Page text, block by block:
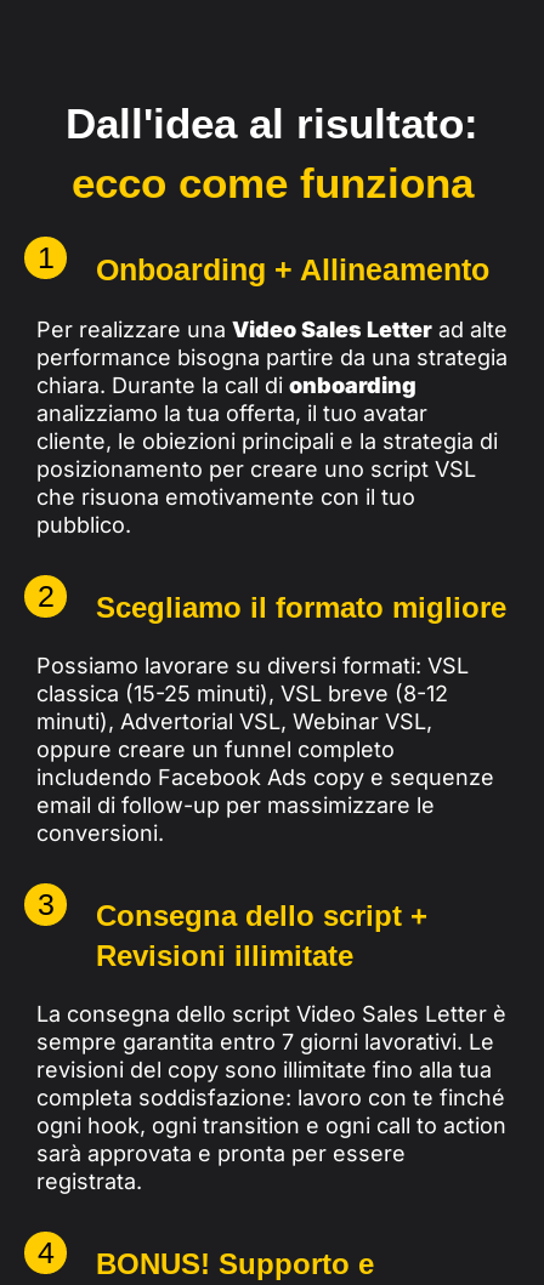
Dall'idea al risultato:
ecco come funziona
1 Onboarding + Allineamento
Per realizzare una Video Sales Letter ad alte
performance bisogna partire da una strategia
chiara. Durante la call di onboarding
analizziamo la tua offerta, il tuo avatar
cliente, le obiezioni principali e la strategia di
posizionamento per creare uno script VSL
che risuona emotivamente con il tuo
pubblico.
2 Scegliamo il formato migliore
Possiamo lavorare su diversi formati: VSL
classica (15-25 minuti), VSL breve (8-12
minuti), Advertorial VSL, Webinar VSL,
oppure creare un funnel completo
includendo Facebook Ads copy e sequenze
email di follow-up per massimizzare le
conversioni.
3
Consegna dello script +
Revisioni illimitate
La consegna dello script Video Sales Letter è
sempre garantita entro 7 giorni lavorativi. Le
revisioni del copy sono illimitate fino alla tua
completa soddisfazione: lavoro con te finché
ogni hook, ogni transition e ogni call to action
sarà approvata e pronta per essere
registrata.
4
BONUS! Supporto e